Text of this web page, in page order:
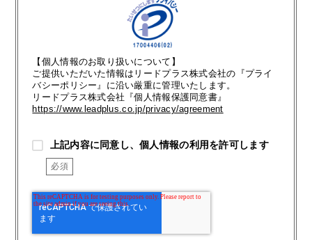
【個人情報のお取り扱いについて】
ご提供いただいた情報はリードプラス株式会社の『プライ
バシーポリシー』に沿い厳重に管理いたします。
リードプラス株式会社『個人情報保護同意書』
https://www.leadplus.co.jp/privacy/agreement
上記内容に同意し、個人情報の利用を許可します